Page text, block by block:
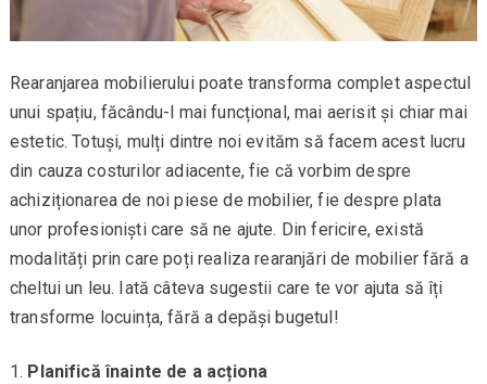
Rearanjarea mobilierului poate transforma complet aspectul
unui spațiu, făcându-l mai funcțional, mai aerisit și chiar mai
estetic. Totuși, mulți dintre noi evităm să facem acest lucru
din cauza costurilor adiacente, fie că vorbim despre
achiziționarea de noi piese de mobilier, fie despre plata
unor profesioniști care să ne ajute. Din fericire, există
modalități prin care poți realiza rearanjări de mobilier fără a
cheltui un leu. Iată câteva sugestii care te vor ajuta să îți
transforme locuința, fără a depăși bugetul!
Planifică înainte de a acționa